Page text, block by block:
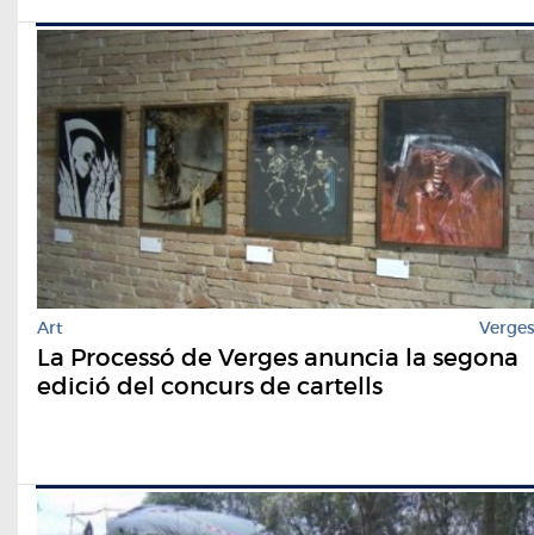
Art Verges
La Processó de Verges anuncia la segona
edició del concurs de cartells